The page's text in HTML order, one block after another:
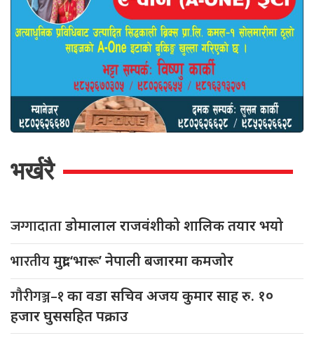
भर्खरै
जग्गादाताडोमालाल राजवंशीको शालिक तयार भयो
भारतीयमुद्रा ‘भारू’ नेपाली बजारमा कमजाेर
गौरीगञ्ज–१का वडा सचिव अजय कुमार साह रु. १०
हजार घुससहित पक्राउ